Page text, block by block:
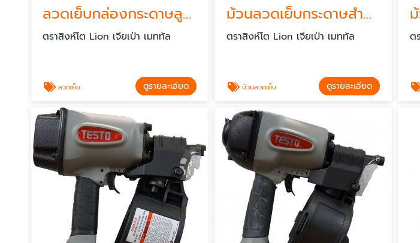
ลวดเย็บกล่องกระดาษลูกฟูก
ตราสิงห์โต Lion เจียเป่า เมททัล
ลวดเย็บ ดูรายละเอียด
ม้วนลวดเย็บกระดาษสำหรับกล่องกระดาษ
ตราสิงห์โต Lion เจียเป่า เมททัล
ม้วนลวดเย็บ ดูรายละเอียด
ต